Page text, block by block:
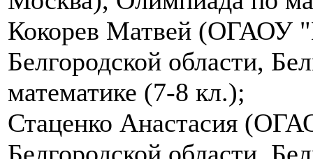
Кокорев Матвей (ОГАОУ
Белгородской области,
математике (7-8 кл.);
Стаценко Анастасия